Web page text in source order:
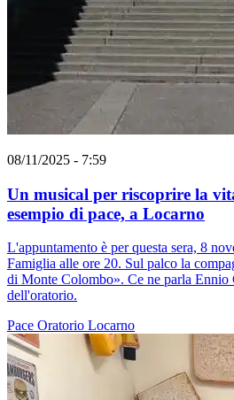
08/11/2025 - 7:59
Un musical per riscoprire la
esempio di pace, a Locarno
L'appuntamento è per questa sera, 8
Famiglia alle ore 20. Sul palco la
di Monte Colombo». Ce ne parla Ennio
dell'oratorio.
Pace Oratorio Locarno